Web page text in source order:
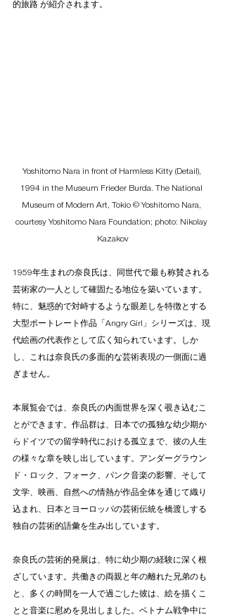
的旅路 が紹介されます。
Yoshitomo Nara in front of Harmless Kitty (Detail),
1994 in the Museum Frieder Burda. The National
Museum of Modern Art, Tokio © Yoshitomo Nara,
courtesy Yoshitomo Nara Foundation; photo: Nikolay
Kazakov
1959年生まれの奈良氏は、同世代で最も称賛される
芸術家の一人として確固たる地位を築いています。
特に、魅惑的で対峙するような眼差しを特徴とする
大型ポートレート作品「Angry Girl」シリーズは、現
代絵画の代表作として広く知られています。しか
し、これは奈良氏の多面的な芸術表現の一側面に過
ぎません。
本展覧会では、奈良氏の内面世界を深く覗き込むこ
とができます。作品群は、日本での孤独な幼少期か
らドイツでの留学時代における孤立まで、彼の人生
の様々な章を映し出しています。アンダーグラウン
ド・ロック、フォーク、パンク音楽の影響、そして
文学、映画、自然への情熱が作品全体を通じて織り
込まれ、日本とヨーロッパの芸術伝統を橋渡しする
独自の芸術的語彙を生み出しています。
奈良氏の芸術的発展は、特に幼少期の経験に深く根
ざしています。共働きの両親と年の離れた兄弟のも
と、多くの時間を一人で過ごした彼は、絵を描くこ
とと音楽に慰めを見出しました。ベトナム戦争中に